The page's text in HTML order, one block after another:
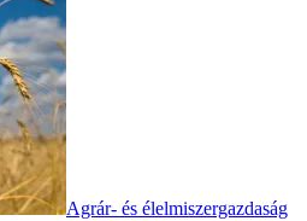
Agrár- és élelmiszergazdaság